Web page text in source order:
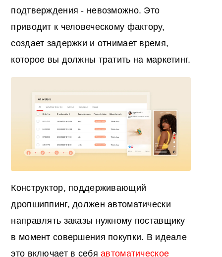
подтверждения - невозможно. Это
приводит к человеческому фактору,
создает задержки и отнимает время,
которое вы должны тратить на маркетинг.
Конструктор, поддерживающий
дропшиппинг, должен автоматически
направлять заказы нужному поставщику
в момент совершения покупки. В идеале
это включает в себяавтоматическое